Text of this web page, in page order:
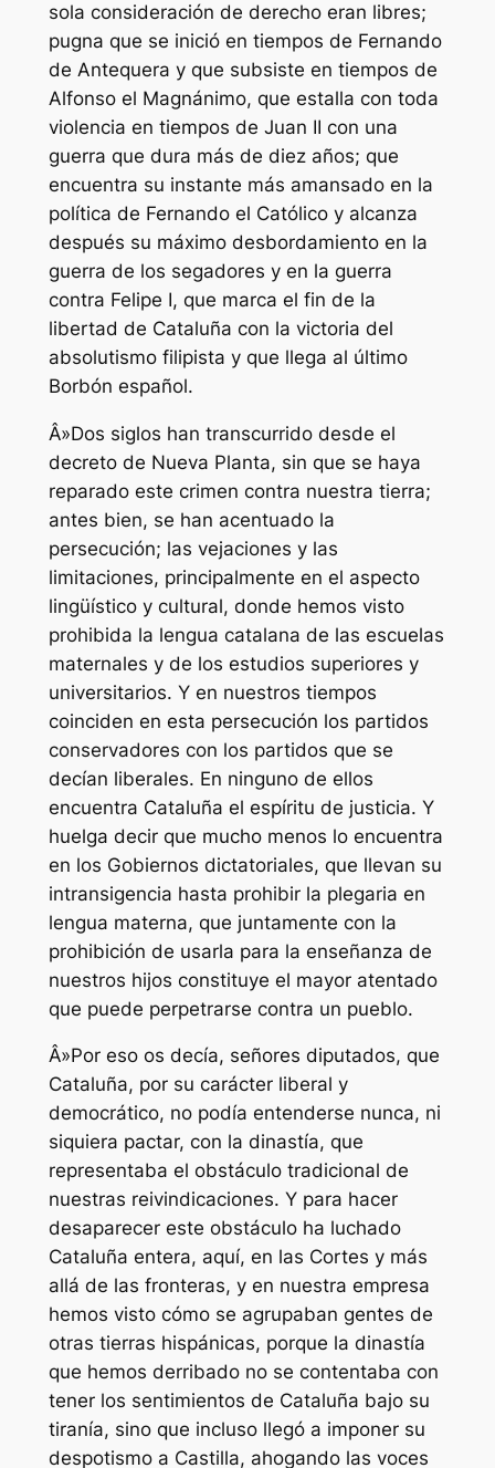
sola consideración de derecho eran libres;
pugna que se inició en tiempos de Fernando
de Antequera y que subsiste en tiempos de
Alfonso el Magnánimo, que estalla con toda
violencia en tiempos de Juan II con una
guerra que dura más de diez años; que
encuentra su instante más amansado en la
política de Fernando el Católico y alcanza
después su máximo desbordamiento en la
guerra de los segadores y en la guerra
contra Felipe I, que marca el fin de la
libertad de Cataluña con la victoria del
absolutismo filipista y que llega al último
Borbón español.
Â»Dos siglos han transcurrido desde el
decreto de Nueva Planta, sin que se haya
reparado este crimen contra nuestra tierra;
antes bien, se han acentuado la
persecución; las vejaciones y las
limitaciones, principalmente en el aspecto
lingüístico y cultural, donde hemos visto
prohibida la lengua catalana de las escuelas
maternales y de los estudios superiores y
universitarios. Y en nuestros tiempos
coinciden en esta persecución los partidos
conservadores con los partidos que se
decían liberales. En ninguno de ellos
encuentra Cataluña el espíritu de justicia. Y
huelga decir que mucho menos lo encuentra
en los Gobiernos dictatoriales, que llevan su
intransigencia hasta prohibir la plegaria en
lengua materna, que juntamente con la
prohibición de usarla para la enseñanza de
nuestros hijos constituye el mayor atentado
que puede perpetrarse contra un pueblo.
Â»Por eso os decía, señores diputados, que
Cataluña, por su carácter liberal y
democrático, no podía entenderse nunca, ni
siquiera pactar, con la dinastía, que
representaba el obstáculo tradicional de
nuestras reivindicaciones. Y para hacer
desaparecer este obstáculo ha luchado
Cataluña entera, aquí, en las Cortes y más
allá de las fronteras, y en nuestra empresa
hemos visto cómo se agrupaban gentes de
otras tierras hispánicas, porque la dinastía
que hemos derribado no se contentaba con
tener los sentimientos de Cataluña bajo su
tiranía, sino que incluso llegó a imponer su
despotismo a Castilla, ahogando las voces